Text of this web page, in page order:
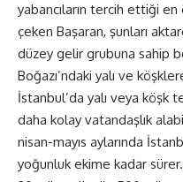
yabancıların tercih ettiği
çeken Başaran, şunları
düzey gelir grubuna sahip
Boğazı’ndaki yalı ve
İstanbul’da yalı veya köşk
daha kolay vatandaşlık
nisan-mayıs aylarında
yoğunluk ekime kadar sürer.